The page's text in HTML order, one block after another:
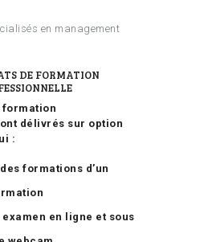
en management
DE FORMATION
délivrés sur option
:
formations d’un
en ligne et sous